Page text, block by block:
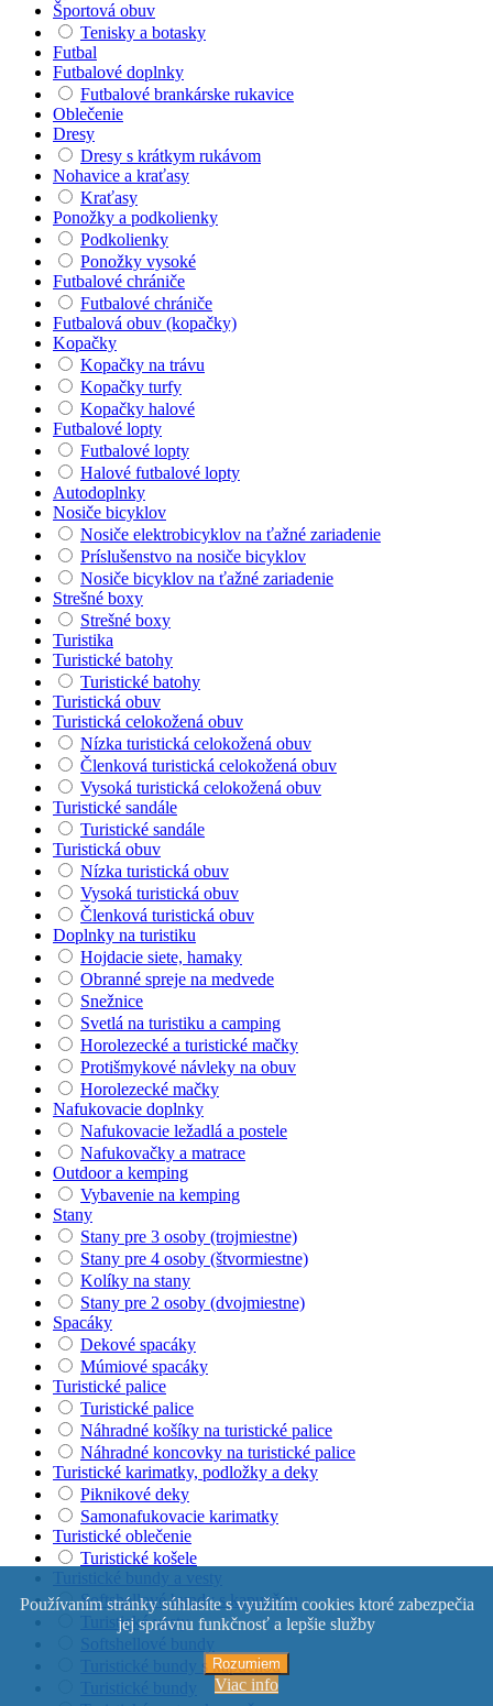
Športová obuv
Tenisky a botasky
Futbal
Futbalové doplnky
Futbalové brankárske rukavice
Oblečenie
Dresy
Dresy s krátkym rukávom
Nohavice a kraťasy
Kraťasy
Ponožky a podkolienky
Podkolienky
Ponožky vysoké
Futbalové chrániče
Futbalové chrániče
Futbalová obuv (kopačky)
Kopačky
Kopačky na trávu
Kopačky turfy
Kopačky halové
Futbalové lopty
Futbalové lopty
Halové futbalové lopty
Autodoplnky
Nosiče bicyklov
Nosiče elektrobicyklov na ťažné zariadenie
Príslušenstvo na nosiče bicyklov
Nosiče bicyklov na ťažné zariadenie
Strešné boxy
Strešné boxy
Turistika
Turistické batohy
Turistické batohy
Turistická obuv
Turistická celokožená obuv
Nízka turistická celokožená obuv
Členková turistická celokožená obuv
Vysoká turistická celokožená obuv
Turistické sandále
Turistické sandále
Turistická obuv
Nízka turistická obuv
Vysoká turistická obuv
Členková turistická obuv
Doplnky na turistiku
Hojdacie siete, hamaky
Obranné spreje na medvede
Snežnice
Svetlá na turistiku a camping
Horolezecké a turistické mačky
Protišmykové návleky na obuv
Horolezecké mačky
Nafukovacie doplnky
Nafukovacie ležadlá a postele
Nafukovačky a matrace
Outdoor a kemping
Vybavenie na kemping
Stany
Stany pre 3 osoby (trojmiestne)
Stany pre 4 osoby (štvormiestne)
Kolíky na stany
Stany pre 2 osoby (dvojmiestne)
Spacáky
Dekové spacáky
Múmiové spacáky
Turistické palice
Turistické palice
Náhradné košíky na turistické palice
Náhradné koncovky na turistické palice
Turistické karimatky, podložky a deky
Piknikové deky
Samonafukovacie karimatky
Turistické oblečenie
Turistické košele
Softshellové bundy s kapucňou
Turistické vesty
Turistické bundy s kapucňou
Používaním stránky súhlasíte s využitím cookies ktoré zabezpečia
jej správnu funkčnosť a lepšie služby
Rozumiem
Viac info